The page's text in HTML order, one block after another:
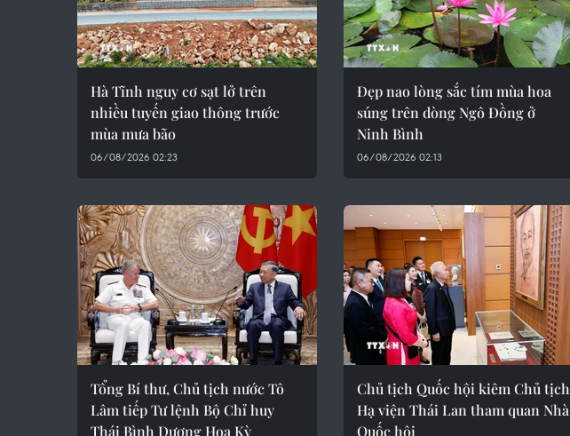
Hà Tĩnh nguy cơ sạt lở trên
nhiều tuyến giao thông trước
mùa mưa bão
06/08/2026 02:23
Đẹp nao lòng sắc tím mùa hoa
súng trên dòng Ngô Đồng ở
Ninh Bình
06/08/2026 02:13
Tổng Bí thư, Chủ tịch nước Tô
Lâm tiếp Tư lệnh Bộ Chỉ huy
Thái Bình Dương Hoa Kỳ
Chủ tịch Quốc hội kiêm Chủ tịch
Hạ viện Thái Lan tham quan Nhà
Quốc hội